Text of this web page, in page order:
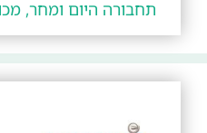
תחבורה היום ומחר,